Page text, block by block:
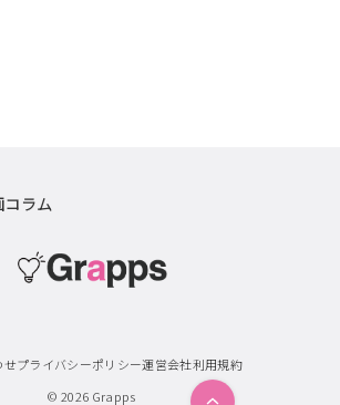
コラム
せプライバシーポリシー運営会社利用規約
© 2026 Grapps